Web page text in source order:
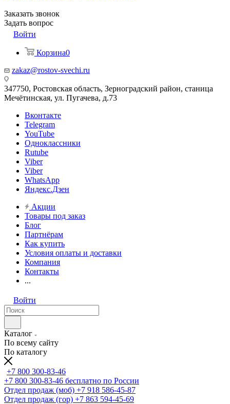
Заказать звонок
Задать вопрос
Войти
Корзина0
zakaz@rostov-svechi.ru
347750, Ростовская область, Зерноградский район, станица
Мечётинская, ул. Пугачева, д.73
Вконтакте
Telegram
YouTube
Одноклассники
Rutube
Viber
Viber
WhatsApp
Яндекс.Дзен
Акции
Товары под заказ
Блог
Партнёрам
Как купить
Условия оплаты и доставки
Компания
Контакты
...
Войти
Каталог
По всему сайту
По каталогу
+7 800 300-83-46
+7 800 300-83-46 бесплатно по России
Отдел продаж (моб) +7 918 586-45-87
Отдел продаж (гор) +7 863 594-45-69